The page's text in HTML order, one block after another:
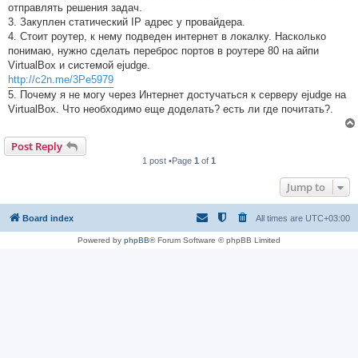
отправлять решения задач.
3. Закуплен статический IP адрес у провайдера.
4. Стоит роутер, к нему подведен интернет в локалку. Насколько
понимаю, нужно сделать переброс портов в роутере 80 на айпи
VirtualBox и системой ejudge.
http://c2n.me/3Pe5979
5. Почему я не могу через Интернет достучаться к серверу ejudge на
VirtualBox. Что необходимо еще доделать? есть ли где почитать?.
Post Reply
1 post •Page 1 of 1
Jump to
Board index All times are UTC+03:00
Powered by phpBB® Forum Software © phpBB Limited